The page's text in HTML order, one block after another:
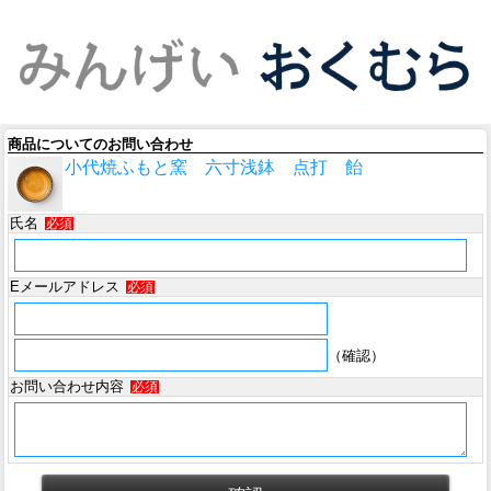
商品についてのお問い合わせ
小代焼ふもと窯 六寸浅鉢 点打 飴
氏名 必須
Eメールアドレス 必須
（確認）
お問い合わせ内容
必須